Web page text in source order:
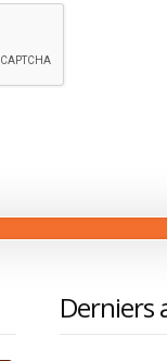
Derniers